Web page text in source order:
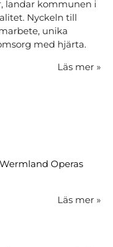
landar kommunen i
Nyckeln till
unika
med hjärta.
Läs mer »
Operas
Läs mer »